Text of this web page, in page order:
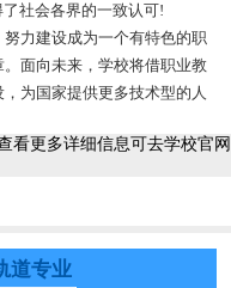
社会各界的一致认可!
力建设成为一个有特色的职
面向未来，学校将借职业教
为国家提供更多技术型的人
看更多详细信息可去学校官网
道专业